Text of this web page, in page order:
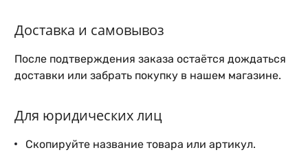
Доставка и самовывоз
После подтверждения заказа остаётся дождаться
доставки или забрать покупку в нашем магазине.
Для юридических лиц
Скопируйте название товара или артикул.